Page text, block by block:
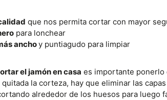
que nos permita cortar con mayor
para lonchear
anchoy puntiagudo para limpiar
el jamón en casa es importante ponerlo
la corteza, hay que eliminar las
alrededor de los huesos para luego